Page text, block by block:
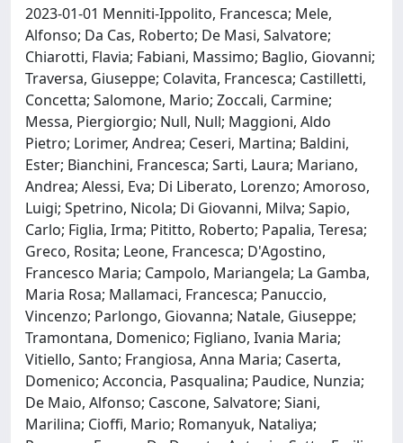
2023-01-01 Menniti-Ippolito, Francesca; Mele,
Alfonso; Da Cas, Roberto; De Masi, Salvatore;
Chiarotti, Flavia; Fabiani, Massimo; Baglio, Giovanni;
Traversa, Giuseppe; Colavita, Francesca; Castilletti,
Concetta; Salomone, Mario; Zoccali, Carmine;
Messa, Piergiorgio; Null, Null; Maggioni, Aldo
Pietro; Lorimer, Andrea; Ceseri, Martina; Baldini,
Ester; Bianchini, Francesca; Sarti, Laura; Mariano,
Andrea; Alessi, Eva; Di Liberato, Lorenzo; Amoroso,
Luigi; Spetrino, Nicola; Di Giovanni, Milva; Sapio,
Carlo; Figlia, Irma; Pititto, Roberto; Papalia, Teresa;
Greco, Rosita; Leone, Francesca; D'Agostino,
Francesco Maria; Campolo, Mariangela; La Gamba,
Maria Rosa; Mallamaci, Francesca; Panuccio,
Vincenzo; Parlongo, Giovanna; Natale, Giuseppe;
Tramontana, Domenico; Figliano, Ivania Maria;
Vitiello, Santo; Frangiosa, Anna Maria; Caserta,
Domenico; Acconcia, Pasqualina; Paudice, Nunzia;
De Maio, Alfonso; Cascone, Salvatore; Siani,
Marilina; Cioffi, Mario; Romanyuk, Nataliya;